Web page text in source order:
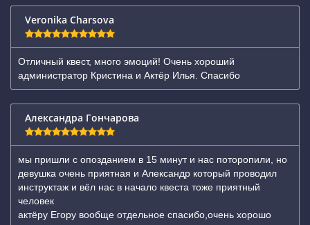
Veronika Charsova
Отличный квест, много эмоций! Очень хороший
администратор Кристина и Актёр Илья. Спасибо
Александра Гончарова
мы пришли с опозданием в 15 минут и нас поторопили, но
девушка очень приятная и Александр который проводил
инструктаж и вёл нас в начало квеста тоже приятный
человек
актёру Егору вообще отдельное спасибо,очень хорошо